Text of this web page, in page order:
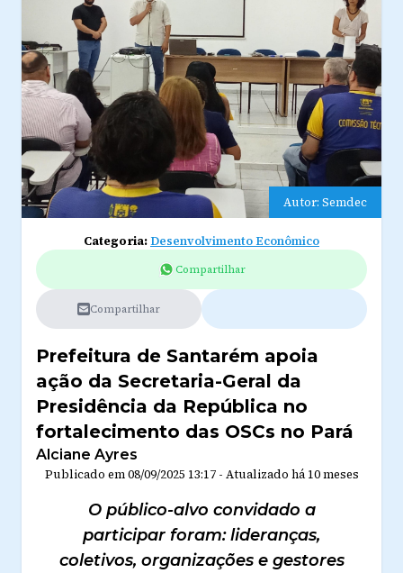
Autor: Semdec
Categoria:Desenvolvimento Econômico
Compartilhar
Compartilhar
Prefeitura de Santarém apoia
ação da Secretaria-Geral da
Presidência da República no
fortalecimento das OSCs no Pará
Alciane Ayres
Publicado em08/09/2025 13:17- Atualizado há 10 meses
O público-alvo convidado a
participar foram: lideranças,
coletivos, organizações e gestores